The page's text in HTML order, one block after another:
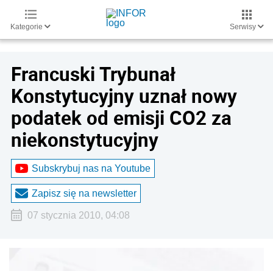
Kategorie Serwisy
Francuski Trybunał
Konstytucyjny uznał nowy
podatek od emisji CO2 za
niekonstytucyjny
Subskrybuj nas na Youtube
Zapisz się na newsletter
07 stycznia 2010, 04:08